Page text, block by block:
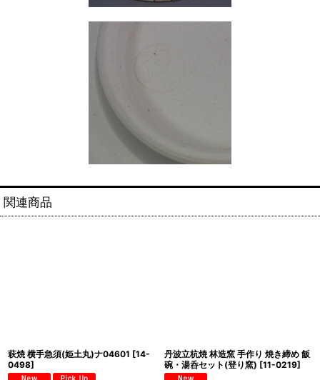
関連商品
萩焼 横手急須(姫土丸)ナ04601 [14-
0498]
丹波立杭焼 林造窯 手作り 焼き締め 飯
碗・湯呑セット(登り窯) [11-0219]